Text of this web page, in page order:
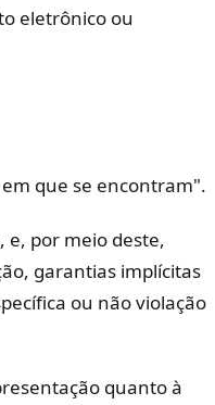
eletrônico ou
que se encontram".
e, por meio deste,
garantias implícitas
ou não violação
quanto à